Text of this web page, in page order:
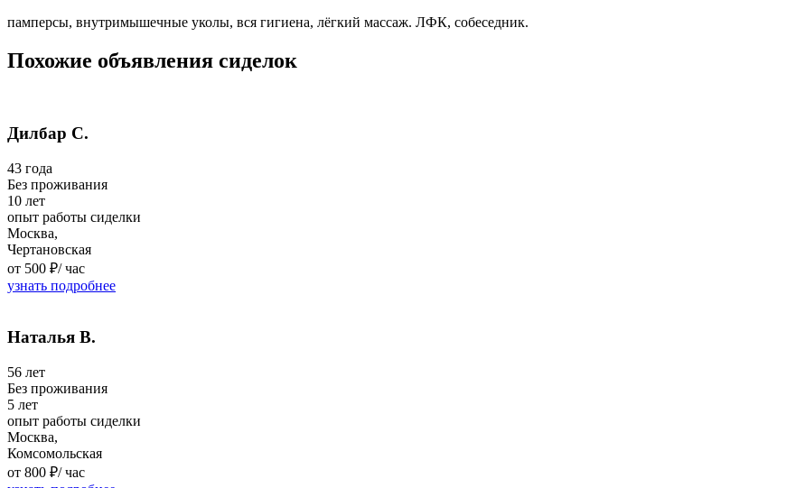
памперсы, внутримышечные уколы, вся гигиена, лёгкий массаж. ЛФК, собеседник.
Похожие объявления сиделок
Дилбар С.
43 года
Без проживания
10 лет
опыт работы сиделки
Москва,
Чертановская
от 500 ₽/час
узнать подробнее
Наталья В.
56 лет
Без проживания
5 лет
опыт работы сиделки
Москва,
Комсомольская
от 800 ₽/час